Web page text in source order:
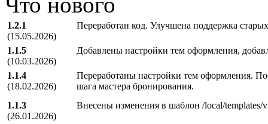
1.2.1
(15.05.2026)
Переработан код. Улучшена поддержка
1.1.5
(10.03.2026)
Добавлены настройки тем оформления,
1.1.4
(18.02.2026)
Переработаны настройки тем оформления.
шага мастера бронирования.
1.1.3
(26.01.2026)
Внесены изменения в шаблон /local/